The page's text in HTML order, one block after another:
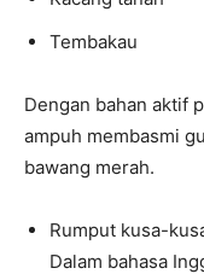
Tembakau
Dengan bahan aktif
ampuh membasmi
bawang merah.
Rumput kusa-
Dalam bahasa